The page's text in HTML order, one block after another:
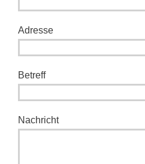
Adresse
Betreff
Nachricht